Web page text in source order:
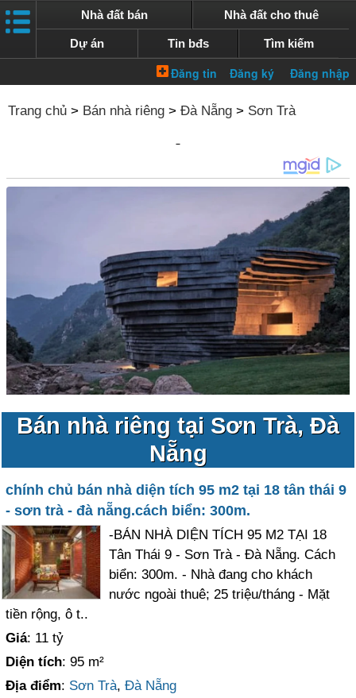
Nhà đất bán Nhà đất cho thuê
Dự án Tin bđs Tìm kiếm
Trang chủ > Bán nhà riêng > Đà Nẵng > Sơn Trà
Bán nhà riêng tại Sơn Trà, Đà
Nẵng
chính chủ bán nhà diện tích 95 m2 tại 18 tân thái 9
- sơn trà - đà nẵng.cách biển: 300m.
-BÁN NHÀ DIỆN TÍCH 95 M2 TẠI 18
Tân Thái 9 - Sơn Trà - Đà Nẵng. Cách
biển: 300m. - Nhà đang cho khách
nước ngoài thuê; 25 triệu/tháng - Mặt
tiền rộng, ô t..
Giá: 11 tỷ
Diện tích: 95 m²
Địa điểm: Sơn Trà,Đà Nẵng